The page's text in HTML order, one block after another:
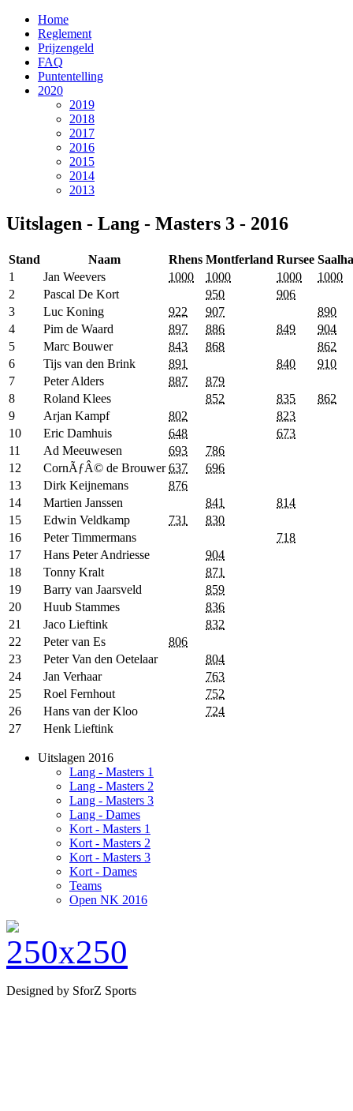
Home
Reglement
Prijzengeld
FAQ
Puntentelling
2020
2019
2018
2017
2016
2015
2014
2013
Uitslagen - Lang - Masters 3 - 2016
Stand Naam Rhens Montferland Rursee
1
Jan Weevers 1000 1000 1000
1000
2
Pascal De Kort 950
906
3
Luc Koning 922 907
890
4
Pim de Waard 897 886 849
904
5
Marc Bouwer 843 868
862
6
Tijs van den Brink 891 840
910
7
Peter Alders 887
879
8
Roland Klees 852 835
862
9
Arjan Kampf 802
823
10
Eric Damhuis 648
673
11
Ad Meeuwesen 693
786
12
CornÃƒÂ© de Brouwer 637
696
13
Dirk Keijnemans
876
14
Martien Janssen 841
814
15
Edwin Veldkamp 731
830
16
Peter Timmermans
718
17
Hans Peter Andriesse
904
18
Tonny Kralt
871
19
Barry van Jaarsveld
859
20
Huub Stammes
836
21
Jaco Lieftink
832
22
Peter van Es
806
23
Peter Van den Oetelaar
804
24
Jan Verhaar
763
25
Roel Fernhout
752
26
Hans van der Kloo
724
27
Henk Lieftink
Uitslagen 2016
Lang - Masters 1
Lang - Masters 2
Lang - Masters 3
Lang - Dames
Kort - Masters 1
Kort - Masters 2
Kort - Masters 3
Kort - Dames
Teams
Open NK 2016
Designed by SforZ Sports